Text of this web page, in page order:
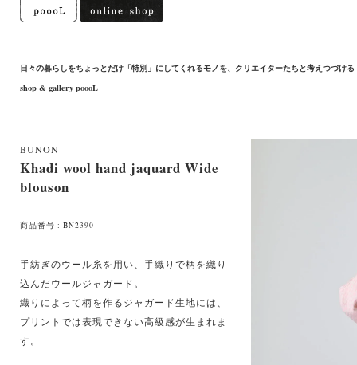
日々の暮らしをちょっとだけ「特別」にしてくれるモノを、クリエイターたちと考えつづける
shop & gallery poooL
BUNON
Khadi wool hand jaquard Wide
blouson
商品番号 : BN2390
手紡ぎのウール糸を用い、手織りで柄を織り
込んだウールジャガード。
織りによって柄を作るジャガード生地には、
プリントでは表現できない高級感が生まれま
す。